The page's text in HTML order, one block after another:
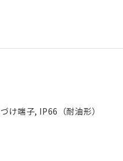
け端子, IP66（耐油形）